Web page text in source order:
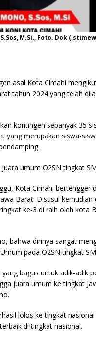
M.Si., Foto. Dok
asal Kota Cimahi
tahun 2024 yang telah
kontingen sebanyak 35
yang merupakan siswa-
umum O2SN tingkat
Kota Cimahi bertengger
Barat. Disusul
ke-3 di raih oleh kota
bahwa dirinya sangat
pada O2SN tingkat
bagus untuk adik-adik
juara umum ke tingkat
lolos ke tingkat
di tingkat nasional.